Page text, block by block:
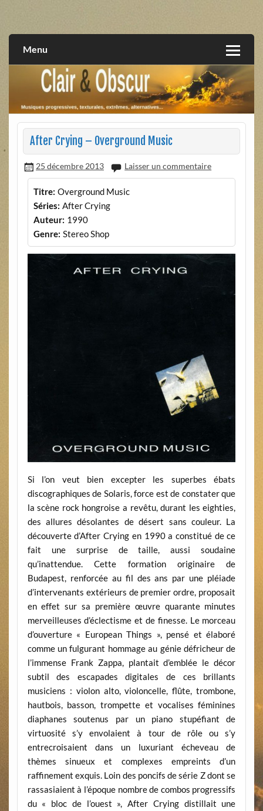
extrêmes, alternatives, texturales
Menu
After Crying – Overground Music
25 décembre 2013 Laisser un commentaire
Titre: Overground Music
Séries: After Crying
Auteur: 1990
Genre: Stereo Shop
Si l’on veut bien excepter les superbes ébats
discographiques de Solaris, force est de constater que
la scène rock hongroise a revêtu, durant les eighties,
des allures désolantes de désert sans couleur. La
découverte d’After Crying en 1990 a constitué de ce
fait une surprise de taille, aussi soudaine
qu’inattendue. Cette formation originaire de
Budapest, renforcée au fil des ans par une pléiade
d’intervenants extérieurs de premier ordre, proposait
en effet sur sa première œuvre quarante minutes
merveilleuses d’éclectisme et de finesse. Le morceau
d’ouverture « European Things », pensé et élaboré
comme un fulgurant hommage au génie défricheur de
l’immense Frank Zappa, plantait d’emblée le décor
subtil des escapades digitales de ces brillants
musiciens : violon alto, violoncelle, flûte, trombone,
hautbois, basson, trompette et vocalises féminines
diaphanes soutenus par un piano stupéfiant de
virtuosité s’y envolaient à tour de rôle ou s’y
entrecroisaient dans un luxuriant écheveau de
thèmes sinueux et complexes empreints d’un
raffinement exquis. Loin des poncifs de série Z dont se
rassasiaient à l’époque nombre de combos progressifs
du « bloc de l’ouest », After Crying distillait une